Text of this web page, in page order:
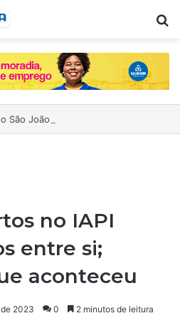
no IAPI
entre si;
aconteceu
2023 0 2 minutos de leitura